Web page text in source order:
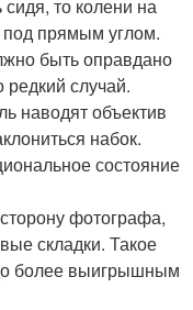
то колени на
прямым углом.
быть оправдано
случай.
наводят объектив
набок.
состояние
фотографа,
складки. Такое
более выигрышным